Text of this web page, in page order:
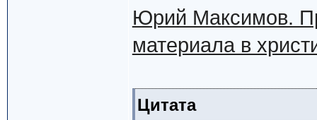
Юрий Максимов.
материала в
Цитата